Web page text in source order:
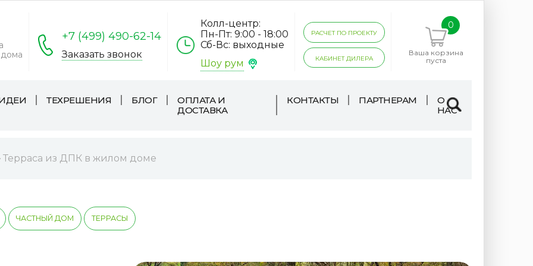
+7 (499) 490-62-14
Заказать звонок
Колл-центр:
Пн-Пт: 9:00 - 18:00
Сб-Вс: выходные
Шоу рум
РАСЧЕТ ПО ПРОЕКТУ
КАБИНЕТ ДИЛЕРА
0
Ваша корзина
пуста
ТЕХРЕШЕНИЯ БЛОГ
ОПЛАТА И
ДОСТАВКА
КОНТАКТЫ ПАРТНЕРАМ
О
НАС
Терраса из ДПК в жилом доме
ЧАСТНЫЙ ДОМ ТЕРРАСЫ